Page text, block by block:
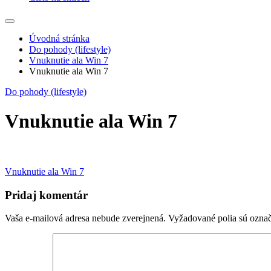
Úvodná stránka
Do pohody (lifestyle)
Vnuknutie ala Win 7
Vnuknutie ala Win 7
Do pohody (lifestyle)
Vnuknutie ala Win 7
Navigácia
v
článku
Vnuknutie ala Win 7
Pridaj komentár
Vaša e-mailová adresa nebude zverejnená. Vyžadované polia sú